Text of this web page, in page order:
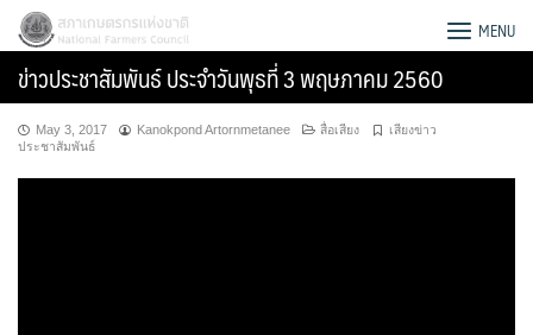
Skip
content
สภาเกษตรกรแห่งชาติ MENU
ข่าวประชาสัมพันธ์ ประจำวันพุธที่ 3 พฤษภาคม 2560
May 3, 2017 Kanokpond Artornmetanee สื่อเสียง
เสียงข่าว
ประชาสัมพันธ์